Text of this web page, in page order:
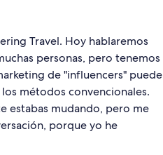
Travel. Hoy hablaremos
personas, pero tenemos
de "influencers" puede
métodos convencionales.
estabas mudando, pero me
porque yo he